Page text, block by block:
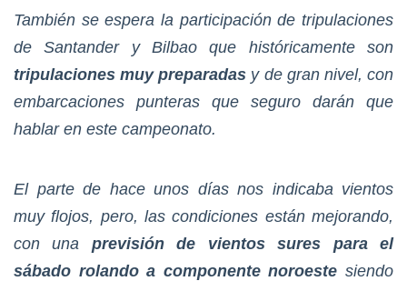
También se espera la participación de tripulaciones
de Santander y Bilbao que históricamente son
tripulaciones muy preparadas y de gran nivel, con
embarcaciones punteras que seguro darán que
hablar en este campeonato.
El parte de hace unos días nos indicaba vientos
muy flojos, pero, las condiciones están mejorando,
con una previsión de vientos sures para el
sábado rolando a componente noroeste siendo